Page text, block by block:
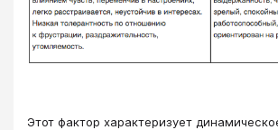
Этот фактор характеризует